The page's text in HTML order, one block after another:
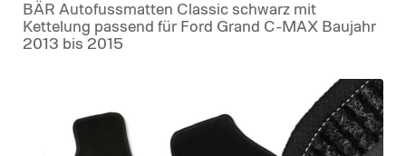
BÄR Autofussmatten Classic schwarz mit
Kettelung passend für Ford Grand C-MAX Baujahr
2013 bis 2015